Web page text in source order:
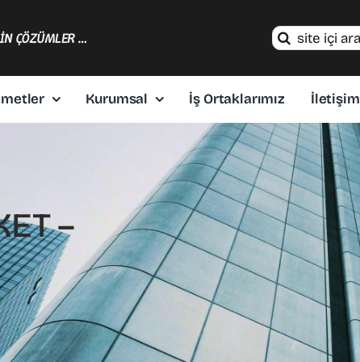
ÇÖZÜMLER …
Search
Kurumsal İş Ortaklarımız İletişim
–